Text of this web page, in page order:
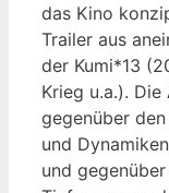
das Kino
Trailer aus
der Kumi*13
Krieg u.a.).
gegenüber
und
und